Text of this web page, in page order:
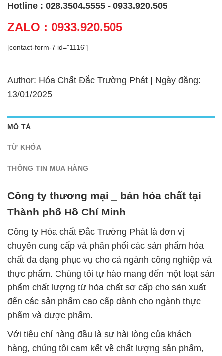
Hotline : 028.3504.5555 - 0933.920.505
ZALO : 0933.920.505
[contact-form-7 id="1116"]
Author: Hóa Chất Đắc Trường Phát | Ngày đăng:
13/01/2025
MÔ TẢ
TỪ KHÓA
THÔNG TIN MUA HÀNG
Công ty thương mại _ bán hóa chất tại
Thành phố Hồ Chí Minh
Công ty Hóa chất Đắc Trường Phát là đơn vị
chuyên cung cấp và phân phối các sản phẩm hóa
chất đa dạng phục vụ cho cả ngành công nghiệp và
thực phẩm. Chúng tôi tự hào mang đến một loạt sản
phẩm chất lượng từ hóa chất sơ cấp cho sản xuất
đến các sản phẩm cao cấp dành cho ngành thực
phẩm và dược phẩm.
Với tiêu chí hàng đầu là sự hài lòng của khách
hàng, chúng tôi cam kết về chất lượng sản phẩm,